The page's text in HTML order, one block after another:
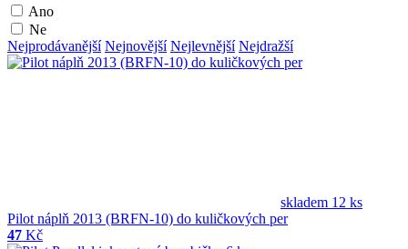
Ano
Ne
Nejprodávanější Nejnovější Nejlevnější Nejdražší
skladem 12 ks
Pilot náplň 2013 (BRFN-10) do kuličkových per
47 Kč